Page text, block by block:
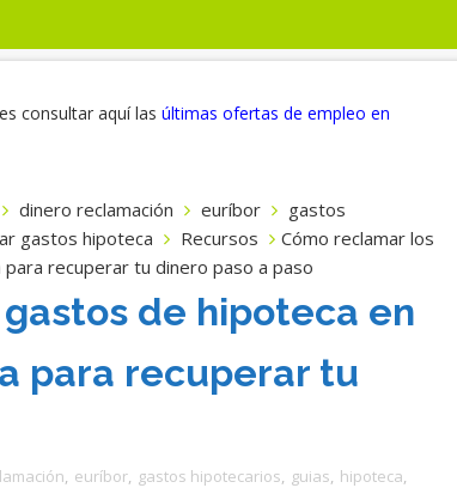
consultar aquí las últimas ofertas de empleo en
dinero reclamación euríbor
gastos
gastos hipoteca Recursos
Cómo reclamar los
recuperar tu dinero paso a paso
de hipoteca en
para recuperar tu
, euríbor, gastos hipotecarios, guias, hipoteca,